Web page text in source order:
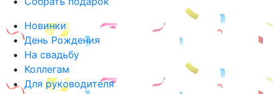
Новинки
День Рождения
На свадьбу
Коллегам
Для руководителя